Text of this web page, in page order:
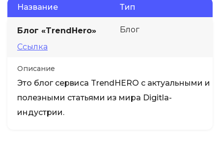
Название Тип
Блог «TrendHero»
Ссылка
Блог
Описание
Это блог сервиса TrendHERO с актуальными и
полезными статьями из мира Digitla-
индустрии.